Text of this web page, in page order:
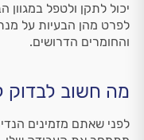
יכול לתקן ולטפל
לפרט מהן הבעיות על
והחומרים הדרושים.
מה חשוב לבדוק
לפני שאתם מזמינים